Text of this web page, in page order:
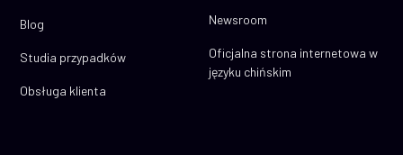
Blog
Studia przypadków
Obsługa klienta
Newsroom
Oficjalna strona internetowa w
języku chińskim